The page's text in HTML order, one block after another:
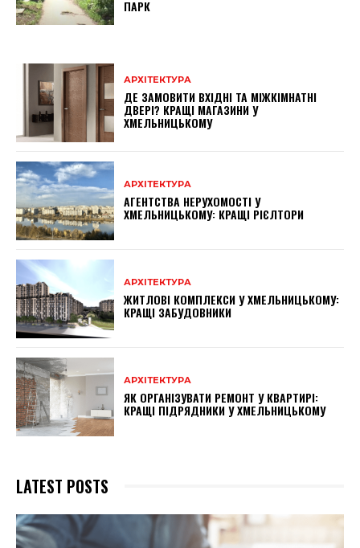
ПАРК
АРХІТЕКТУРА
ДЕ ЗАМОВИТИ ВХІДНІ ТА МІЖКІМНАТНІ
ДВЕРІ? КРАЩІ МАГАЗИНИ У
ХМЕЛЬНИЦЬКОМУ
АРХІТЕКТУРА
АГЕНТСТВА НЕРУХОМОСТІ У
ХМЕЛЬНИЦЬКОМУ: КРАЩІ РІЄЛТОРИ
АРХІТЕКТУРА
ЖИТЛОВІ КОМПЛЕКСИ У ХМЕЛЬНИЦЬКОМУ:
КРАЩІ ЗАБУДОВНИКИ
АРХІТЕКТУРА
ЯК ОРГАНІЗУВАТИ РЕМОНТ У КВАРТИРІ:
КРАЩІ ПІДРЯДНИКИ У ХМЕЛЬНИЦЬКОМУ
LATEST POSTS